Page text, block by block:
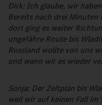
Dirk: Ich glaube, wir
Bereits nach drei Minuten
dort ging es weiter
ungefähre Route bis
Russland wollte von uns
und wann wir es wieder
Sonja: Der Zeitplan bis
weil wir auf keinen Fall